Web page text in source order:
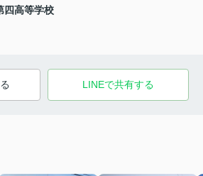
四高等学校
LINEで共有する